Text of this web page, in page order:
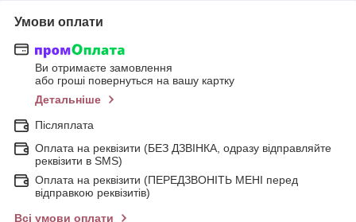
Умови оплати
Ви отримаєте замовлення
або гроші повернуться на вашу картку
Детальніше
Післяплата
Оплата на реквізити (БЕЗ ДЗВІНКА, одразу відправляйте
реквізити в SMS)
Оплата на реквізити (ПЕРЕДЗВОНІТЬ МЕНІ перед
відправкою реквізитів)
Всі умови оплати